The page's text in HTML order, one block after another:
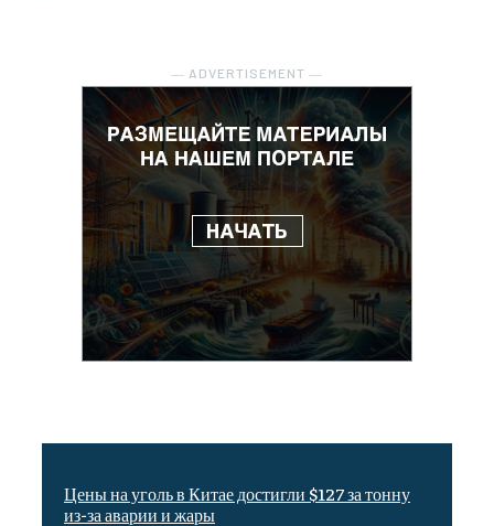
― ADVERTISEMENT ―
Цены на уголь в Китае достигли $127 за тонну
из-за аварии и жары